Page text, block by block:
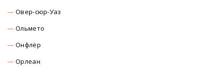
Овер-сюр-Уаз
Ольмето
Онфлёр
Орлеан